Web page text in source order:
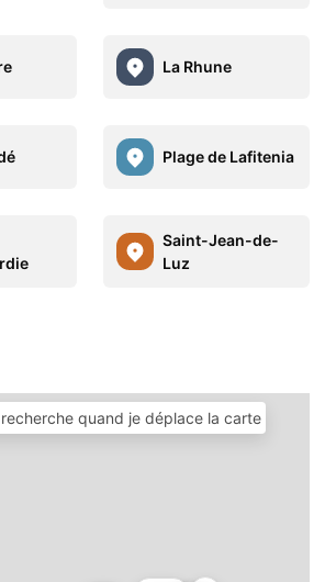
La Rhune
Plage de Lafitenia
Saint-Jean-de-
Luz
quand je déplace la carte